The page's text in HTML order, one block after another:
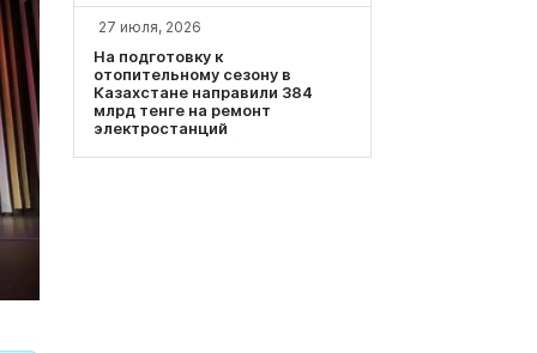
27 июля, 2026
На подготовку к
отопительному сезону в
Казахстане направили 384
млрд тенге на ремонт
электростанций